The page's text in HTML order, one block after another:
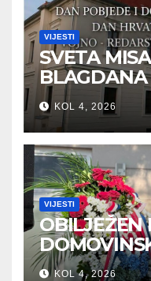
VIJESTI
SVETA
BLAGDANA
PRAZNIKA
KOL 4, 2026
VIJESTI
OBILJEŽEN
U SVETOJ
KOL 4, 2026